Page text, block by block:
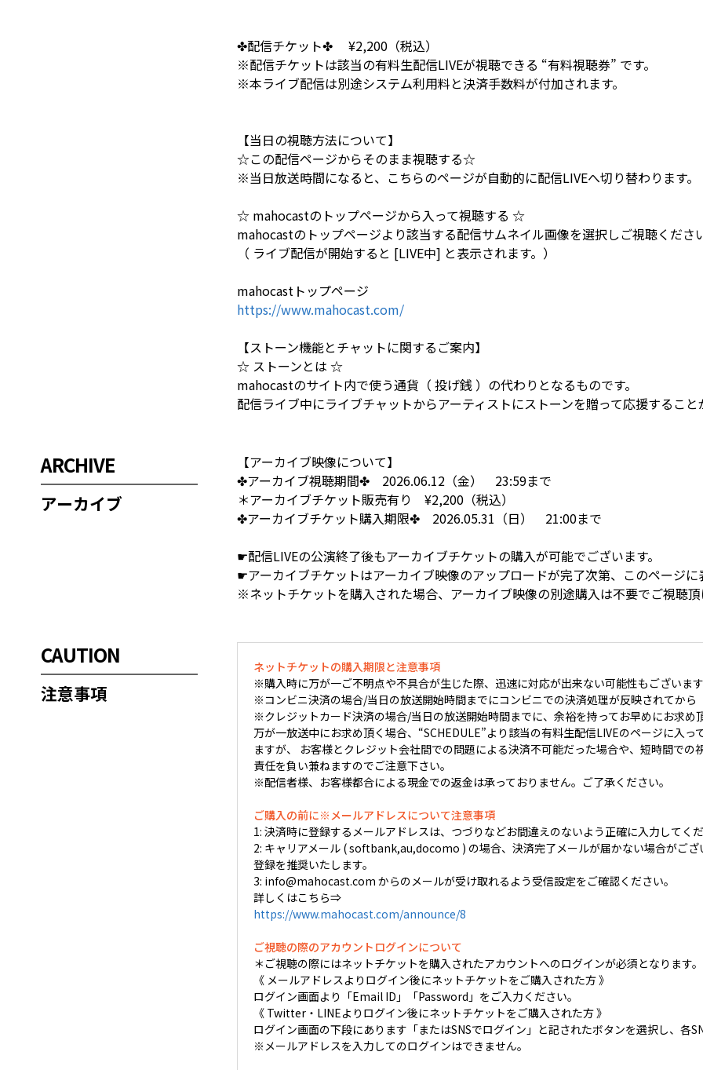
✤配信チケット✤ ¥2,200（税込）
※配信チケットは該当の有料生配信LIVEが視聴できる “有料視聴券” です。
※本ライブ配信は別途システム利用料と決済手数料が付加されます。
【当日の視聴方法について】
☆この配信ページからそのまま視聴する☆
※当日放送時間になると、こちらのページが自動的に配信LIVEへ切り替わります。
☆ mahocastのトップページから入って視聴する ☆
mahocastのトップページより該当する配信サムネイル画像を選択しご視聴くださ
（ ライブ配信が開始すると [LIVE中] と表示されます。）
mahocastトップページ
https://www.mahocast.com/
【ストーン機能とチャットに関するご案内】
☆ ストーンとは ☆
mahocastのサイト内で使う通貨（ 投げ銭 ）の代わりとなるものです。
配信ライブ中にライブチャットからアーティストにストーンを贈って応援すること
ARCHIVE
アーカイブ
【アーカイブ映像について】
✤アーカイブ視聴期間✤ 2026.06.12（金） 23:59まで
＊アーカイブチケット販売有り ¥2,200（税込）
✤アーカイブチケット購入期限✤ 2026.05.31（日） 21:00まで
☛配信LIVEの公演終了後もアーカイブチケットの購入が可能でございます。
☛アーカイブチケットはアーカイブ映像のアップロードが完了次第、このページ
※ネットチケットを購入された場合、アーカイブ映像の別途購入は不要でご視聴頂
CAUTION
注意事項
ネットチケットの購入期限と注意事項
※購入時に万が一ご不明点や不具合が生じた際、迅速に対応が出来ない可能性もございま
※コンビニ決済の場合/当日の放送開始時間までにコンビニでの決済処理が反映されてか
※クレジットカード決済の場合/当日の放送開始時間までに、余裕を持ってお早めにお求め
万が一放送中にお求め頂く場合、“SCHEDULE”より該当の有料生配信LIVEのページに入
ますが、 お客様とクレジット会社間での問題による決済不可能だった場合や、短時間で
責任を負い兼ねますのでご注意下さい。
※配信者様、お客様都合による現金での返金は承っておりません。ご了承ください。
ご購入の前に※メールアドレスについて注意事項
1: 決済時に登録するメールアドレスは、つづりなどお間違えのないよう正確に入力してく
2: キャリアメール ( softbank,au,docomo ) の場合、決済完了メールが届かない場合がご
登録を推奨いたします。
3: info@mahocast.com からのメールが受け取れるよう受信設定をご確認ください。
詳しくはこちら⇒
https://www.mahocast.com/announce/8
ご視聴の際のアカウントログインについて
＊ご視聴の際にはネットチケットを購入されたアカウントへのログインが必須となります。
《 メールアドレスよりログイン後にネットチケットをご購入された方 》
ログイン画面より「Email ID」「Password」をご入力ください。
《 Twitter・LINEよりログイン後にネットチケットをご購入された方 》
ログイン画面の下段にあります「またはSNSでログイン」と記されたボタンを選択し、各
※メールアドレスを入力してのログインはできません。